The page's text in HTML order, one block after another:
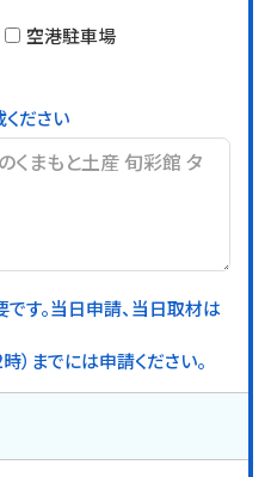
空港駐車場
ださい
す。当日申請、当日取材は
までには申請ください。